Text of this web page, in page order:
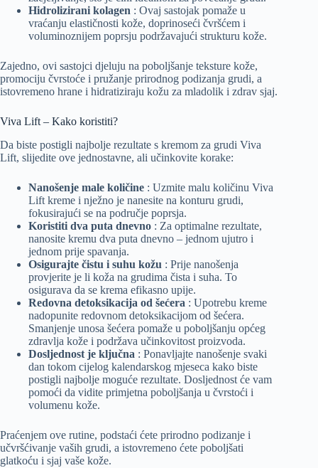
Hidrolizirani kolagen : Ovaj sastojak pomaže u
vraćanju elastičnosti kože, doprinoseći čvršćem i
voluminoznijem poprsju podržavajući strukturu kože.
Zajedno, ovi sastojci djeluju na poboljšanje teksture kože,
promociju čvrstoće i pružanje prirodnog podizanja grudi, a
istovremeno hrane i hidratiziraju kožu za mladolik i zdrav sjaj.
Viva Lift – Kako koristiti?
Da biste postigli najbolje rezultate s kremom za grudi Viva
Lift, slijedite ove jednostavne, ali učinkovite korake:
Nanošenje male količine : Uzmite malu količinu Viva
Lift kreme i nježno je nanesite na konturu grudi,
fokusirajući se na područje poprsja.
Koristiti dva puta dnevno : Za optimalne rezultate,
nanosite kremu dva puta dnevno – jednom ujutro i
jednom prije spavanja.
Osigurajte čistu i suhu kožu : Prije nanošenja
provjerite je li koža na grudima čista i suha. To
osigurava da se krema efikasno upije.
Redovna detoksikacija od šećera : Upotrebu kreme
nadopunite redovnom detoksikacijom od šećera.
Smanjenje unosa šećera pomaže u poboljšanju općeg
zdravlja kože i podržava učinkovitost proizvoda.
Dosljednost je ključna : Ponavljajte nanošenje svaki
dan tokom cijelog kalendarskog mjeseca kako biste
postigli najbolje moguće rezultate. Dosljednost će vam
pomoći da vidite primjetna poboljšanja u čvrstoći i
volumenu kože.
Praćenjem ove rutine, podstaći ćete prirodno podizanje i
učvršćivanje vaših grudi, a istovremeno ćete poboljšati
glatkoću i sjaj vaše kože.